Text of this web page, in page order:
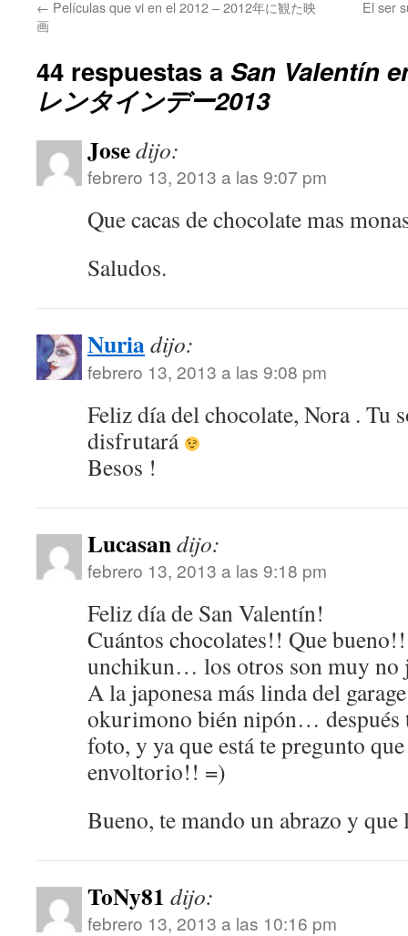
← Películas que vi en el 2012 – 2012年に観た映
画
El ser
44 respuestas a San Valentín
レンタインデー2013
Josedijo:
febrero 13, 2013 a las 9:07 pm
Que cacas de chocolate mas
Saludos.
Nuriadijo:
febrero 13, 2013 a las 9:08 pm
Feliz día del chocolate, Nora . Tu
disfrutará
Besos !
Lucasandijo:
febrero 13, 2013 a las 9:18 pm
Feliz día de San Valentín!
Cuántos chocolates!! Que
unchikun… los otros son muy no
A la japonesa más linda del
okurimono bién nipón… después
foto, y ya que está te pregunto
envoltorio!! =)
Bueno, te mando un abrazo y
ToNy81 dijo:
febrero 13, 2013 a las 10:16 pm